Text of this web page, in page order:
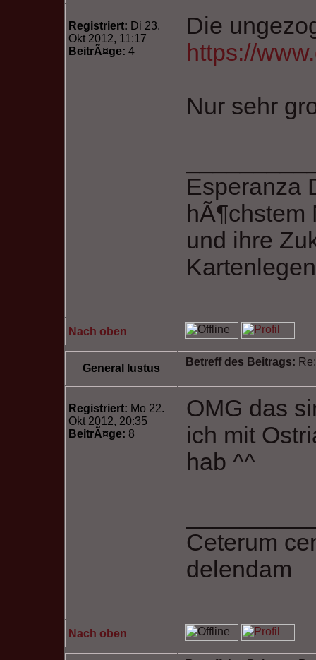
Registriert: Di 23.
Okt 2012, 11:17
BeitrÃ¤ge: 4
Die
https://
Nur sehr
Esperanza
hÃ¶chstem
und ihre
Nach oben
General Iustus
Betreff des Beitrags:
Registriert: Mo 22.
Okt 2012, 20:35
BeitrÃ¤ge: 8
OMG das
ich mit
hab ^^
Ceterum
delendam
Nach oben